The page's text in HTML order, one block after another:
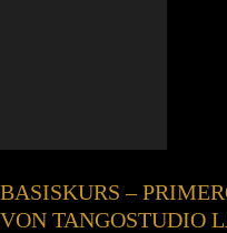
BASISKURS –
VON TANGOSTUDIO